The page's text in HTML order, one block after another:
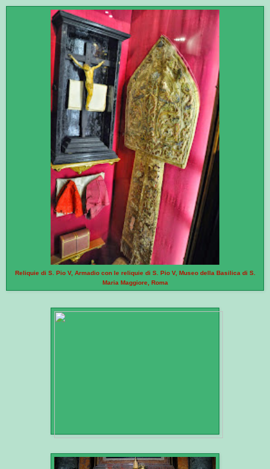
Reliquie di S. Pio V, Armadio con le reliquie di S. Pio V, Museo della Basilica di S.
Maria Maggiore, Roma